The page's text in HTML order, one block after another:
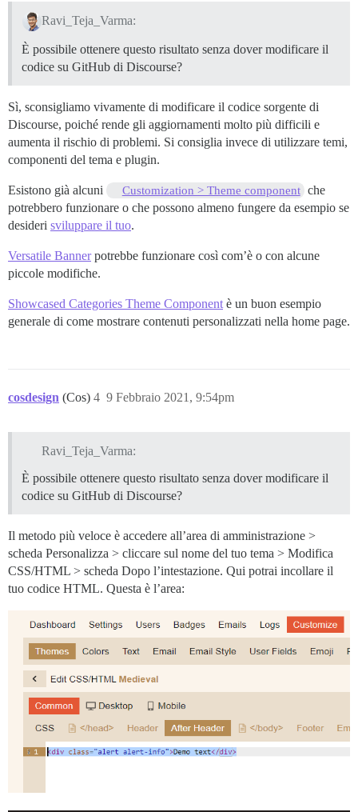
Ravi_Teja_Varma:
È possibile ottenere questo risultato senza dover modificare il
codice su GitHub di Discourse?
Sì, sconsigliamo vivamente di modificare il codice sorgente di
Discourse, poiché rende gli aggiornamenti molto più difficili e
aumenta il rischio di problemi. Si consiglia invece di utilizzare temi,
componenti del tema e plugin.
Esistono già alcuni Customization > Theme component che
potrebbero funzionare o che possono almeno fungere da esempio se
desideri sviluppare il tuo.
Versatile Bannerpotrebbe funzionare così com’è o con alcune
piccole modifiche.
Showcased Categories Theme Component è un buon esempio
generale di come mostrare contenuti personalizzati nella home page.
cosdesign (Cos) 9 Febbraio 2021, 9:54pm
4
Ravi_Teja_Varma:
È possibile ottenere questo risultato senza dover modificare il
codice su GitHub di Discourse?
Il metodo più veloce è accedere all’area di amministrazione >
scheda Personalizza > cliccare sul nome del tuo tema > Modifica
CSS/HTML > scheda Dopo l’intestazione. Qui potrai incollare il
tuo codice HTML. Questa è l’area: